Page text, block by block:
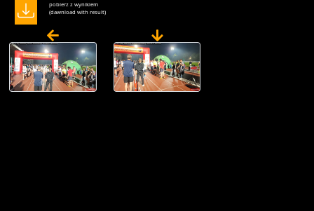
pobierz z wynikiem
(dawnload with result)